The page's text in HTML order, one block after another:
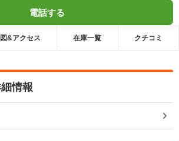
電話する
&アクセス 在庫一覧 クチコミ
情報